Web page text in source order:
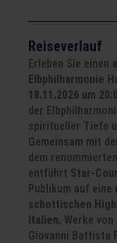
Reiseverlauf
Erleben Sie einen
Elbphilharmonie
18.11.2026 um
der
spiritueller Tiefe
Gemeinsam mit
dem
entführt Star-
Publikum auf eine
schottischen
Italien. Werke
Giovanni Battista